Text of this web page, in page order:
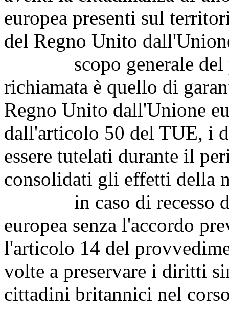
europea presenti sul
del Regno Unito
scopo generale del
richiamata è quello di
Regno Unito dall'Unione
dall'articolo 50 del TUE, i
essere tutelati durante il
consolidati gli effetti della
in caso di recesso del
europea senza l'accordo
l'articolo 14 del
volte a preservare i diritti
cittadini britannici nel